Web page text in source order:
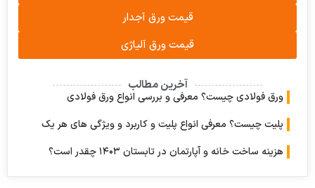
قیمت ورق آجدار
قیمت ورق آلیاژی
آخرین مطالب
فولادی چیست؟ معرفی و بررسی انواع ورق فولادی
چیست؟ معرفی انواع پلیت و کاربرد و ویژگی های هر یک
ساخت خانه و آپارتمان در تابستان ۱۴۰۳ چقدر است؟